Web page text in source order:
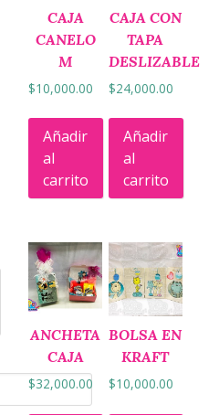
CAJA
CANELO
M
$10,000.00
Añadir
al
carrito
CAJA CON
TAPA
DESLIZABLE
$24,000.00
Añadir
al
carrito
ANCHETA
CAJA
$32,000.00
BOLSA EN
KRAFT
$10,000.00